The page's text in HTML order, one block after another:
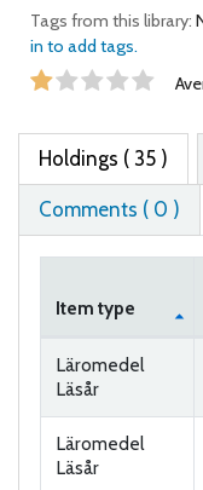
Tags from this library:
in to add tags.
Star ratings
Holdings ( 35 )
Comments ( 0 )
Item type
Läromedel
Läsår
Läromedel
Läsår